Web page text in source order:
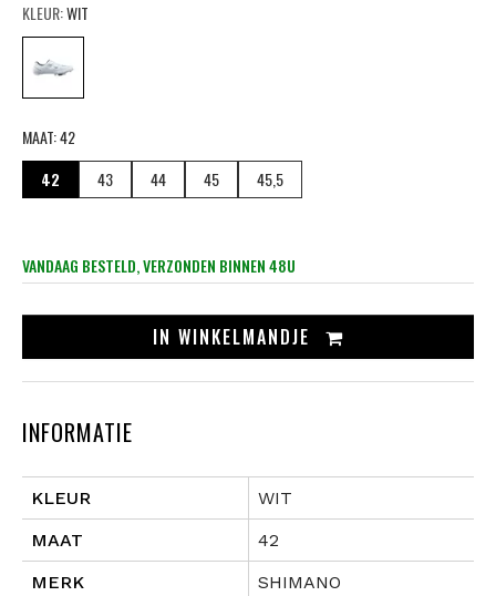
KLEUR:WIT
MAAT:42
42
43 44 45 45,5
VANDAAG BESTELD, VERZONDEN BINNEN 48U
IN WINKELMANDJE
INFORMATIE
KLEUR
WIT
MAAT
42
MERK
SHIMANO